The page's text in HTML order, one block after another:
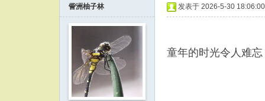
訾洲柚子林 发表于 2026-5-30 18:06:00
童年的时光令人难忘